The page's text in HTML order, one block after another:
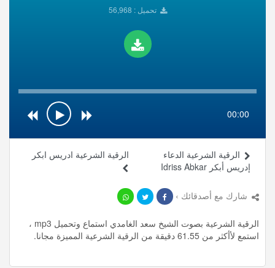
تحميل : 56,968
00:00
الرقية الشرعية ادريس ابكر
الرقية الشرعية الدعاء
إدريس أبكر Idriss Abkar
شارك مع أصدقائك ›
الرقية الشرعية بصوت الشيخ سعد الغامدي استماع وتحميل mp3 ،
استمع لأأكثر من 61.55 دقيقة من الرقية الشرعية المميزة مجانا.